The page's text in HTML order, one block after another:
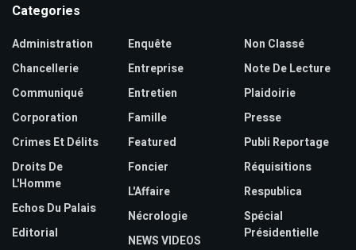
Categories
Administration
Chancellerie
Communiqué
Corporation
Crimes Et Délits
Droits De
L'Homme
Echos Du Palais
Editorial
Enquête
Entreprise
Entretien
Famille
Featured
Foncier
L'Affaire
Nécrologie
NEWS VIDEOS
Non Classé
Note De Lecture
Plaidoirie
Presse
Publi Reportage
Réquisitions
Respublica
Spécial
Présidentielle